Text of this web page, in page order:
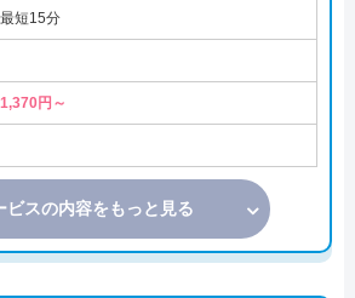
最短15分
1,370円～
ビスの内容をもっと見る